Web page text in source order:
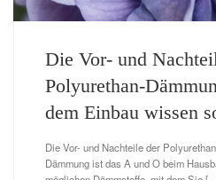
Die Vor- und
Polyurethan-
dem Einbau wissen
Die Vor- und Nachteile der
Dämmung ist das A und O beim